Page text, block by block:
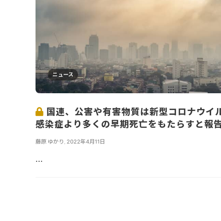
ニュース
国連、公害や有害物質は新型コロナウイ
感染症より多くの早期死亡をもたらすと報
藤原 ゆかり 2022年4月11日
...